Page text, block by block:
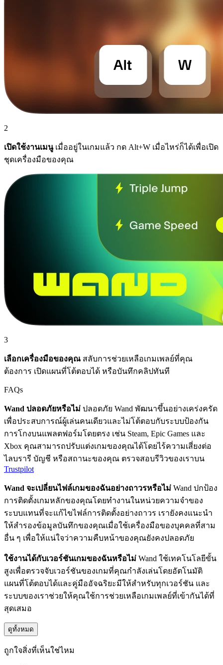
2
เปิดใช้งานเมนูเมื่ออยู่ในเกมแล้ว กด Alt+W เมื่อไหร่ก็ได้เพื่อเปิด
ชุดเครื่องมือของคุณ
3
เลือกเครื่องมือของคุณ สลับการช่วยเหลือเกมเพลย์ที่คุณ
ต้องการ เปิดแผนที่โต้ตอบได้ หรือบันทึกคลิปทันที
FAQs
Wand ปลอดภัยหรือไม่ ปลอดภัย Wand พัฒนาขึ้นอย่างเคร่งครัด
เพื่อประสบการณ์ผู้เล่นคนเดียวและไม่โต้ตอบกับระบบป้องกัน
การโกงบนแพลตฟอร์มโดยตรง เช่น Steam, Epic Games และ
Xbox คุณสามารถปรับแต่งเกมของคุณได้โดยไร้ความเสี่ยงต่อ
ไลบรารี บัญชี หรือสถานะของคุณ ตรวจสอบรีวิวของเราบน
Trustpilot
Wand จะเปลี่ยนไฟล์เกมของฉันอย่างถาวรหรือไม่ Wand ปกป้อง
การติดตั้งเกมหลักของคุณโดยทำงานในหน่วยความจำของ
ระบบแทนที่จะแก้ไขไฟล์การติดตั้งอย่างถาวร เรายังคงแนะนำ
ให้สำรองข้อมูลบันทึกของคุณเมื่อใช้เครื่องมือของบุคคลที่สาม
อื่น ๆ เพื่อให้แน่ใจว่าความคืบหน้าของคุณยังคงปลอดภัย
ใช้งานได้กับเวอร์ชันเกมของฉันหรือไม่ Wand ใช้เทคโนโลยีขั้น
สูงเพื่อตรวจจับเวอร์ชันของเกมที่คุณกำลังเล่นโดยอัตโนมัติ
แผนที่โต้ตอบได้และคู่มืออัจฉริยะมีให้สำหรับทุกเวอร์ชัน และ
ระบบของเราช่วยให้คุณใช้การช่วยเหลือเกมเพลย์ที่เข้ากันได้ที่
สุดเสมอ
ดูทั้งหมด
ถูกใจสิ่งที่เห็นใช่ไหม